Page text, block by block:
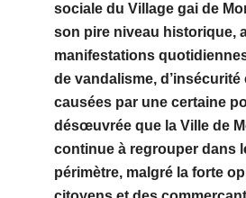
sociale du Village gai de
son pire niveau historique,
manifestations
de vandalisme, d’insécurité
causées par une certaine
désœuvrée que la Ville de
continue à regrouper dans
périmètre, malgré la forte